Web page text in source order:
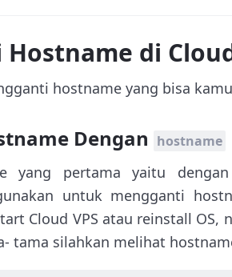
di
hostname yang bisa
Dengan hostname
yang pertama yaitu
untuk mengganti
Cloud VPS atau reinstall OS,
tama silahkan melihat